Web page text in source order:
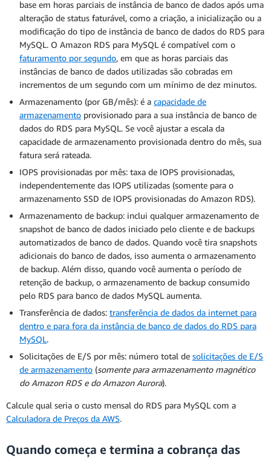
base em horas parciais de instância de banco de dados após uma
alteração de status faturável, como a criação, a inicialização ou a
modificação do tipo de instância de banco de dados do RDS para
MySQL. O Amazon RDS para MySQL é compatível com o
faturamento por segundo, em que as horas parciais das
instâncias de banco de dados utilizadas são cobradas em
incrementos de um segundo com um mínimo de dez minutos.
Armazenamento (por GB/mês): é a capacidade de
armazenamento provisionado para a sua instância de banco de
dados do RDS para MySQL. Se você ajustar a escala da
capacidade de armazenamento provisionada dentro do mês, sua
fatura será rateada.
IOPS provisionadas por mês: taxa de IOPS provisionadas,
independentemente das IOPS utilizadas (somente para o
armazenamento SSD de IOPS provisionadas do Amazon RDS).
Armazenamento de backup: inclui qualquer armazenamento de
snapshot de banco de dados iniciado pelo cliente e de backups
automatizados de banco de dados. Quando você tira snapshots
adicionais do banco de dados, isso aumenta o armazenamento
de backup. Além disso, quando você aumenta o período de
retenção de backup, o armazenamento de backup consumido
pelo RDS para banco de dados MySQL aumenta.
Transferência de dados: transferência de dados da internet para
dentro e para fora da instância de banco de dados do RDS para
MySQL.
Solicitações de E/S por mês: número total de solicitações de E/S
de armazenamento (somente para armazenamento magnético
do Amazon RDS e do Amazon Aurora).
Calcule qual seria o custo mensal do RDS para MySQL com a
Calculadora de Preços da AWS.
Quando começa e termina a cobrança das